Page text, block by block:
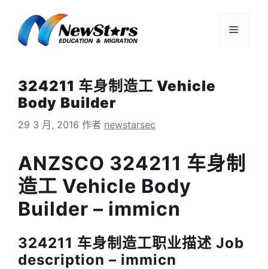
菜
324211 车身制造工 Vehicle
Body Builder
29 3 月, 2016 作者 newstarsec
ANZSCO 324211 车身制
造工 Vehicle Body
Builder – immicn
324211 车身制造工职业描述 Job
description – immicn